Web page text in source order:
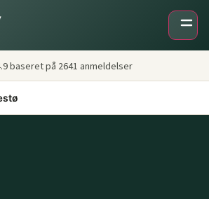
baseret på 2641 anmeldelser